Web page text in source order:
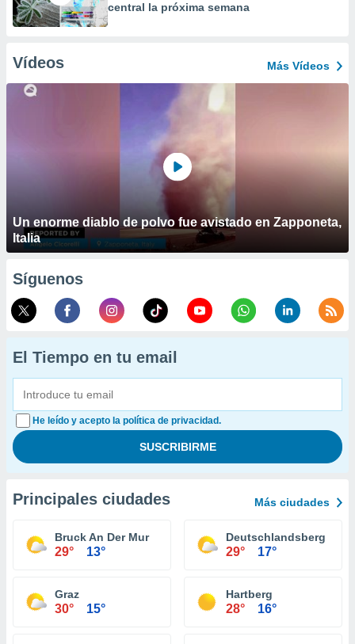
central la próxima semana
Vídeos Más Vídeos
Un enorme diablo de polvo fue avistado en Zapponeta,
Italia
Síguenos
El Tiempo en tu email
He leído y acepto la política de privacidad.
Principales ciudades Más ciudades
Bruck An Der Mur
29° 13°
Deutschlandsberg
29° 17°
Graz
30° 15°
Hartberg
28° 16°